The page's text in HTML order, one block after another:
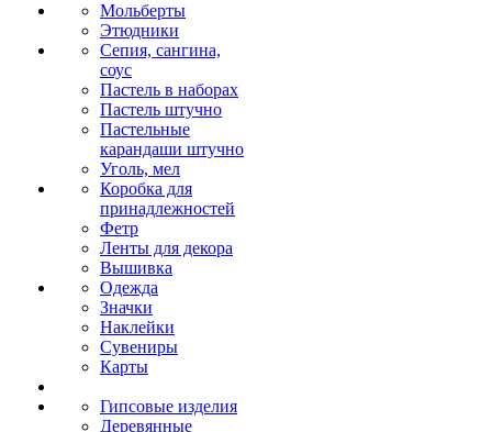
Мольберты
Этюдники
Сепия, сангина,
соус
Пастель в наборах
Пастель штучно
Пастельные
карандаши штучно
Уголь, мел
Коробка для
принадлежностей
Фетр
Ленты для декора
Вышивка
Одежда
Значки
Наклейки
Сувениры
Карты
Гипсовые изделия
Деревянные